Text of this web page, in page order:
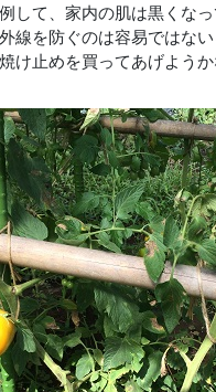
て、家内の肌は黒くな
線を防ぐのは容易ではな
け止めを買ってあげようか